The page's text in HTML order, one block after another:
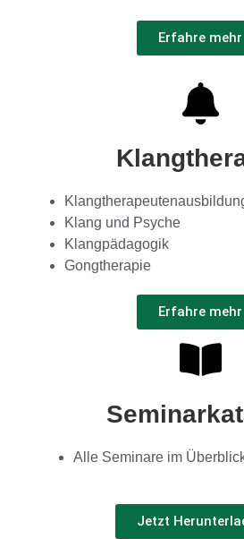
Erfahre mehr
Klang und Psyche
Klangpädagogik
Gongtherapie
Erfahre mehr
Alle Seminare im
Jetzt